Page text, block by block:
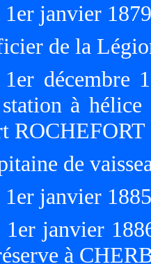
1er janvier
de la
décembre
à
de
1er janvier
1er janvier
à